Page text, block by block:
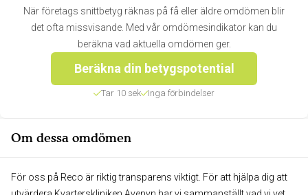
När företags snittbetyg räknas på få eller äldre omdömen blir
det ofta missvisande. Med vår omdömesindikator kan du
beräkna vad aktuella omdömen ger.
Beräkna din betygspotential
Tar 10 sek Inga förbindelser
Om dessa omdömen
För oss på Reco är riktig transparens viktigt. För att hjälpa dig att